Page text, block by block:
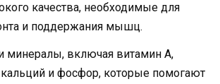
качества, необходимые для
и поддержания мышц.
минералы, включая витамин А,
кальций и фосфор, которые помогают